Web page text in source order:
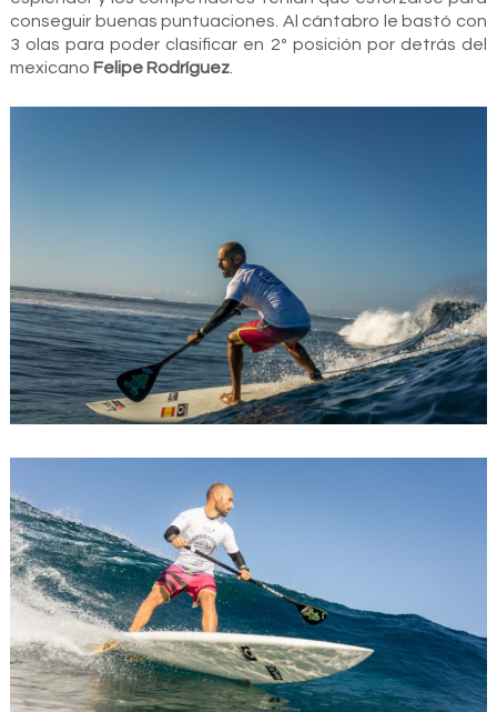
conseguir buenas puntuaciones. Al cántabro le bastó con
3 olas para poder clasificar en 2º posición por detrás del
mexicano Felipe Rodríguez.